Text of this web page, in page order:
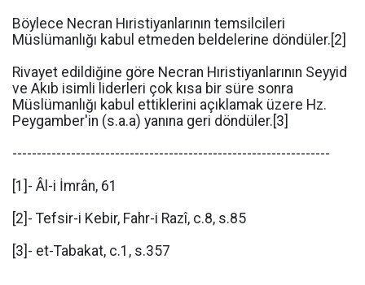
Böylece Necran Hıristiyanlarının temsilcileri
Müslümanlığı kabul etmeden beldelerine döndüler.[2]
Rivayet edildiğine göre Necran Hıristiyanlarının Seyyid
ve Akıb isimli liderleri çok kısa bir süre sonra
Müslümanlığı kabul ettiklerini açıklamak üzere Hz.
Peygamber'in (s.a.a) yanına geri döndüler.[3]
-----------------------------------------------------------------
[1]- Âl-i İmrân, 61
[2]- Tefsir-i Kebir, Fahr-i Razî, c.8, s.85
[3]- et-Tabakat, c.1, s.357